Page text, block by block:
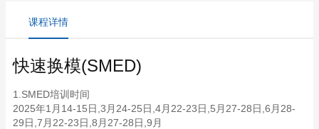
课程详情
快速换模(SMED)
1.SMED培训时间
2025年1月14-15日,3月24-25日,4月22-23日,5月27-28日,6月28-
29日,7月22-23日,8月27-28日,9月